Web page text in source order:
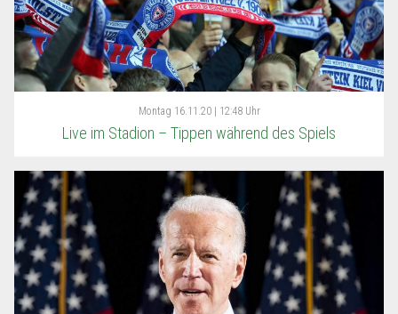
Montag 16.11.20 | 12:48 Uhr
Live im Stadion – Tippen während des Spiels